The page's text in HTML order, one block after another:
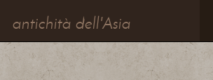
antichità dell'Asia